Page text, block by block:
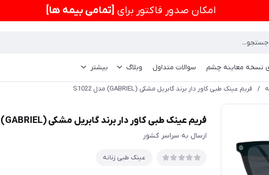
امكان صدور فاکتور برای [تمامی بیمه ها]
نسخه معاینه چشم سوالات متداول وبلاگ بیشتر
/ فریم عینک طبی کاور دار برند گابریل مشکی (GABRIEL) مدل S1022
فریم عینک طبی کاور دار برند گابریل مشکی (GABRIEL) مدل S1022
ارسال به سراسر کشور
عینک طبی زنانه